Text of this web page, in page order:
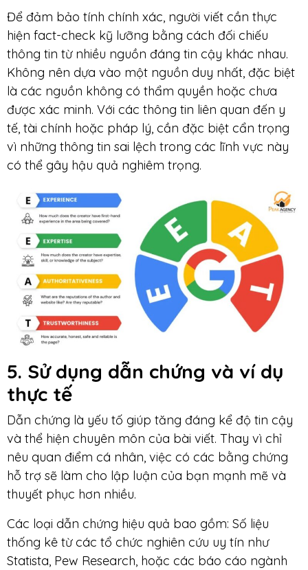
Để đảm bảo tính chính xác, người viết cần thực
hiện fact-check kỹ lưỡng bằng cách đối chiếu
thông tin từ nhiều nguồn đáng tin cậy khác nhau.
Không nên dựa vào một nguồn duy nhất, đặc biệt
là các nguồn không có thẩm quyền hoặc chưa
được xác minh. Với các thông tin liên quan đến y
tế, tài chính hoặc pháp lý, cần đặc biệt cẩn trọng
vì những thông tin sai lệch trong các lĩnh vực này
có thể gây hậu quả nghiêm trọng.
5. Sử dụng dẫn chứng và ví dụ
thực tế
Dẫn chứng là yếu tố giúp tăng đáng kể độ tin cậy
và thể hiện chuyên môn của bài viết. Thay vì chỉ
nêu quan điểm cá nhân, việc có các bằng chứng
hỗ trợ sẽ làm cho lập luận của bạn mạnh mẽ và
thuyết phục hơn nhiều.
Các loại dẫn chứng hiệu quả bao gồm: Số liệu
thống kê từ các tổ chức nghiên cứu uy tín như
Statista, Pew Research, hoặc các báo cáo ngành